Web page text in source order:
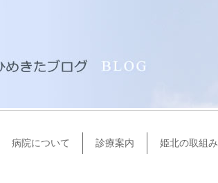
病院について 診療案内 姫北の取組み